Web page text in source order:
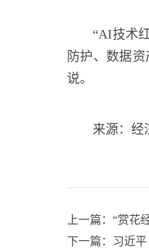
“AI技术
防护、数据
说。
来源：经
上一篇：“赏花
下一篇： 习近